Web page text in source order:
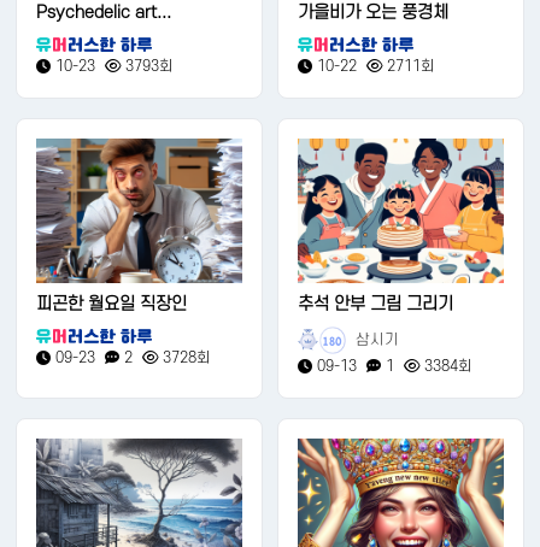
Psychedelic art...
10-23 3793회
가을비가 오는 풍경체
10-22 2711회
피곤한 월요일 직장인
09-23 2 3728회
추석 안부 그림 그리기
180
삼시기
09-13
1 3384회